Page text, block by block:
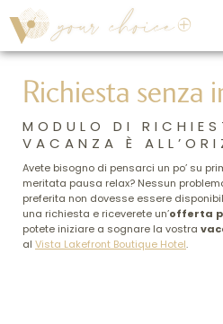
Richiesta senza
MODULO DI
VACANZA È
Avete bisogno di pensarci un po’ su
meritata pausa relax? Nessun
preferita non dovesse essere
una richiesta e riceverete un’offerta
potete iniziare a sognare la vostra
al Vista Lakefront Boutique Hotel.